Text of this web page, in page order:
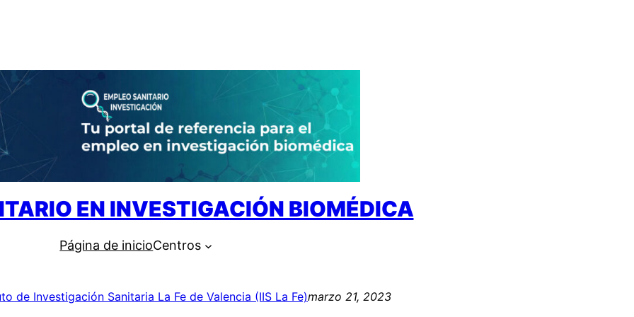
EN INVESTIGACIÓN BIOMÉDICA
Página de inicioCentros
de Investigación Sanitaria La Fe de Valencia (IIS La Fe)marzo 21, 2023